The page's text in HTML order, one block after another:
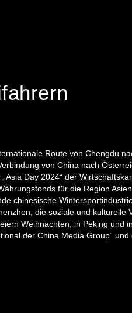
Route von Chengdu
von China nach
Day 2024“ der
für die Region
chinesische
die soziale und kulturelle
Weihnachten, in Peking und
der China Media Group“